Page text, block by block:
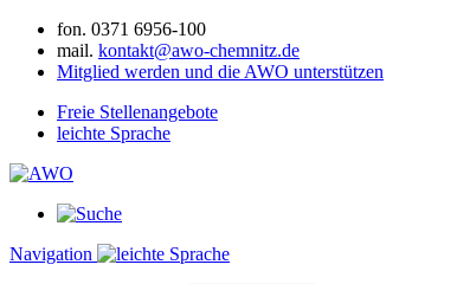
fon. 0371 6956-100
mail. kontakt@awo-chemnitz.de
Mitglied werden und die AWO unterstützen
Freie Stellenangebote
leichte Sprache
Navigation